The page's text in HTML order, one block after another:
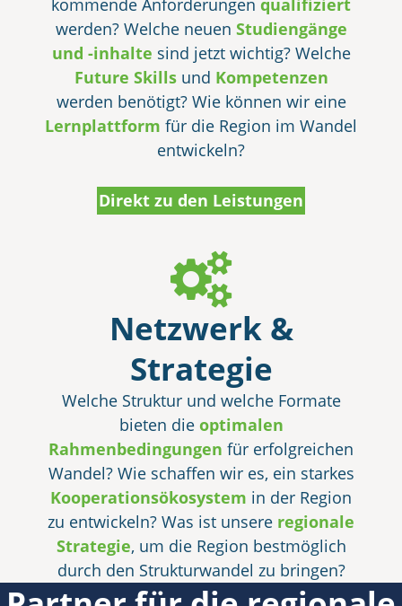
kommende Anforderungen qualifiziert
werden? Welche neuen Studiengänge
und ‑inhalte sind jetzt wichtig? Welche
Future Skillsund Kompetenzen
werden benötigt? Wie können wir eine
Lernplattform für die Region im Wandel
entwickeln?
Direkt zu den Leistungen
Netzwerk &
Strategie
Welche Struktur und welche Formate
bieten die optimalen
Rahmenbedingungen für erfolgreichen
Wandel? Wie schaffen wir es, ein starkes
Kooperationsökosystem in der Region
zu entwickeln? Was ist unsere regionale
Strategie, um die Region bestmöglich
durch den Strukturwandel zu bringen?